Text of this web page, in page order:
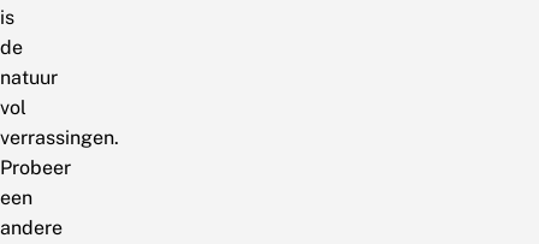
is
de
natuur
vol
verrassingen.
Probeer
een
andere